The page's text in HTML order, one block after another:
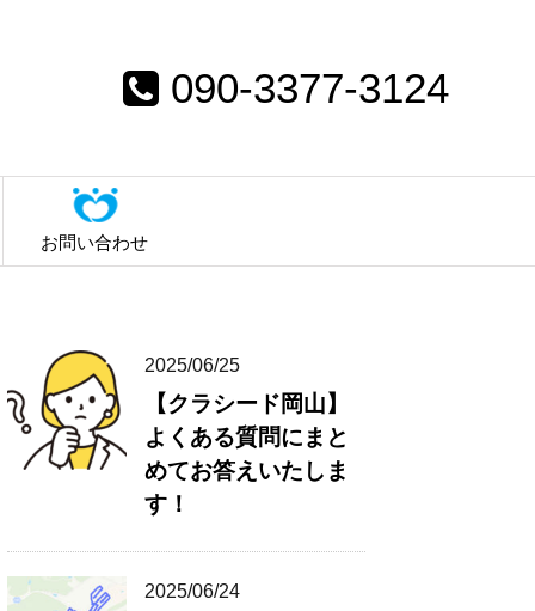
090-3377-3124
お問い合わせ
2025/06/25
【クラシード岡山】
よくある質問にまと
めてお答えいたしま
す！
2025/06/24